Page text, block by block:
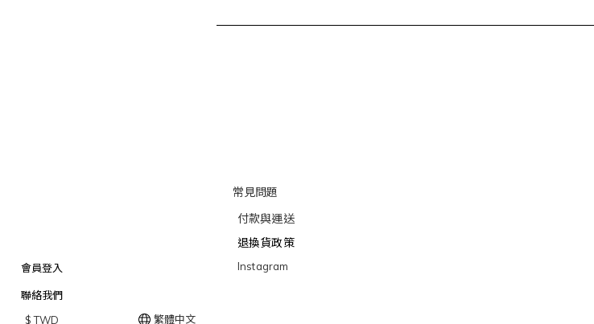
會員登入
聯絡我們
$ TWD 繁體中文
常見問題
付款與運送
退換貨政策
Instagram